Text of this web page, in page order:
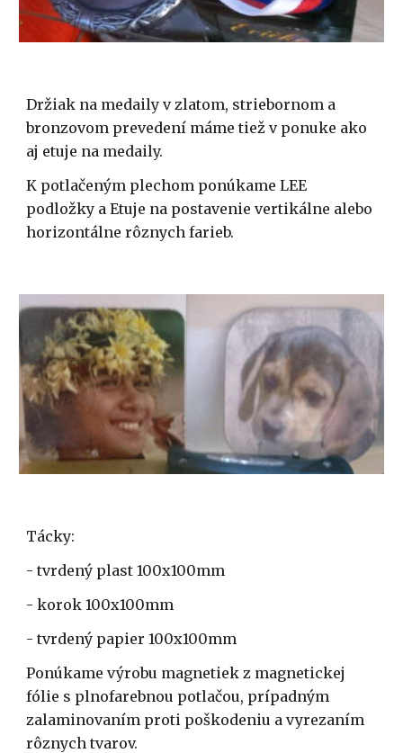
Držiak na medaily v zlatom, striebornom a
bronzovom prevedení máme tiež v ponuke ako
aj etuje na medaily.
K potlačeným plechom ponúkame LEE
podložky a Etuje na postavenie vertikálne alebo
horizontálne rôznych farieb.
Tácky:
- tvrdený plast 100x100mm
- korok 100x100mm
- tvrdený papier 100x100mm
Ponúkame výrobu magnetiek z magnetickej
fólie s plnofarebnou potlačou, prípadným
zalaminovaním proti poškodeniu a vyrezaním
rôznych tvarov.